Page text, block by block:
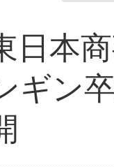
日本
ギン